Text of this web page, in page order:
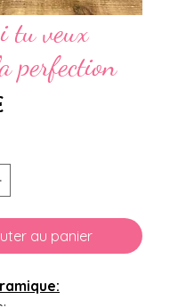
tu veux
perfection
Prix
au panier